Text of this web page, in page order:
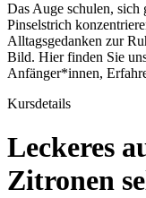
Das Auge schulen, sich
Pinselstrich
Alltagsgedanken zur
Bild. Hier finden Sie
Anfänger*innen,
Kursdetails
Leckeres
Zitronen